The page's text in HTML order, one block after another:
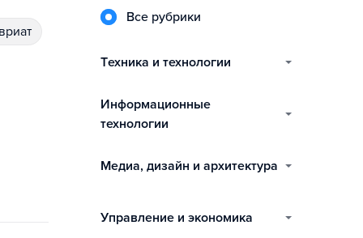
Все рубрики
техника и технологии
информационные
технологии
медиа, дизайн и архитектура
управление и экономика